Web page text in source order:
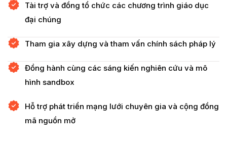
Tài trợ và đồng tổ chức các chương trình giáo dục
đại chúng
Tham gia xây dựng và tham vấn chính sách pháp lý
Đồng hành cùng các sáng kiến nghiên cứu và mô
hình sandbox
Hỗ trợ phát triển mạng lưới chuyên gia và cộng đồng
mã nguồn mở